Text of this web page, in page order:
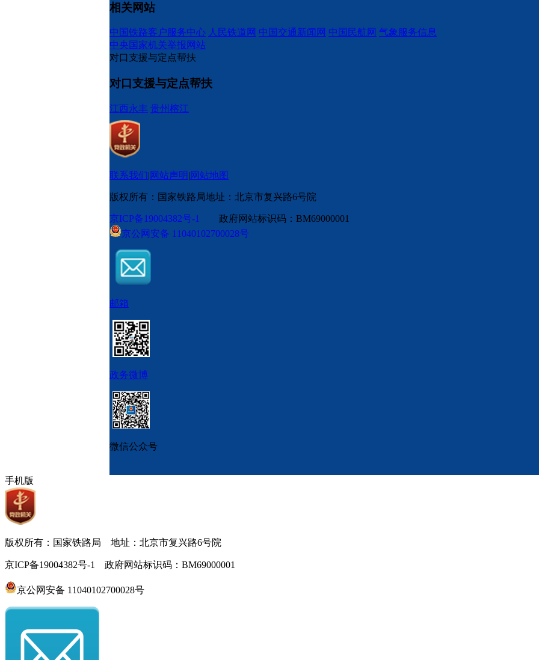
相关网站
中国铁路客户服务中心 人民铁道网 中国交通新闻网 中国民航网 气象服务信息
中央国家机关举报网站
对口支援与定点帮扶
对口支援与定点帮扶
江西永丰 贵州榕江
联系我们|网站声明|网站地图
版权所有：国家铁路局地址：北京市复兴路6号院
京ICP备19004382号-1
政府网站标识码：BM69000001
京公网安备 11040102700028号
邮箱
政务微博
微信公众号
手机版
版权所有：国家铁路局 地址：北京市复兴路6号院
京ICP备19004382号-1 政府网站标识码：BM69000001
京公网安备 11040102700028号